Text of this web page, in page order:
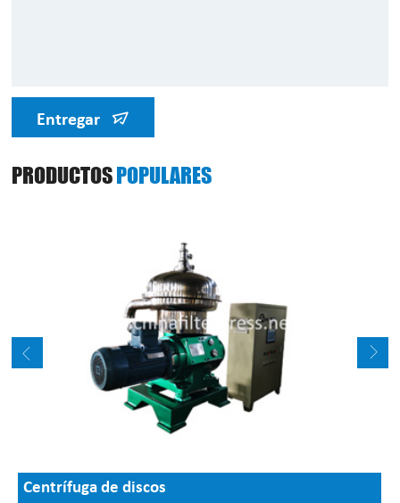
Entregar
PRODUCTOSPOPULARES
Centrífuga de discos